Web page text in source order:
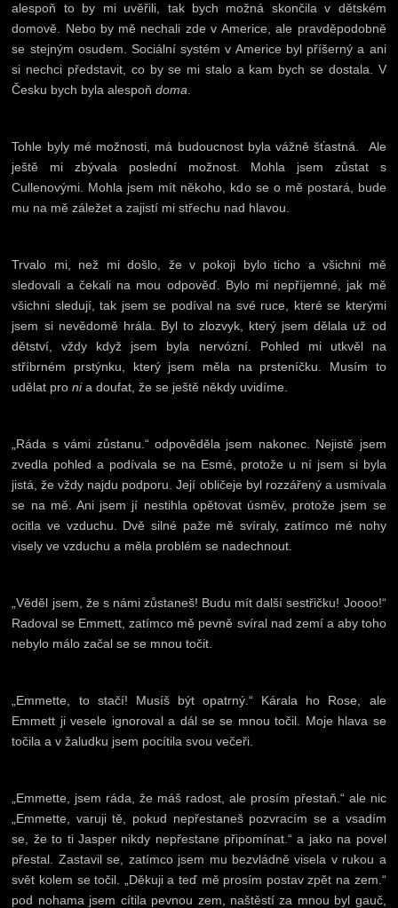
alespoň to by mi uvěřili, tak bych možná skončila v dětském
domově. Nebo by mě nechali zde v Americe, ale pravděpodobně
se stejným osudem. Sociální systém v Americe byl příšerný a ani
si nechci představit, co by se mi stalo a kam bych se dostala. V
Česku bych byla alespoňdoma
Tohle byly mé možnosti, má budoucnost byla vážně šťastná. Ale
ještě mi zbývala poslední možnost. Mohla jsem zůstat s
Cullenovými. Mohla jsem mít někoho, kdo se o mě postará, bude
mu na mě záležet a zajistí mi střechu nad hlavou.
Trvalo mi, než mi došlo, že v pokoji bylo ticho a všichni mě
sledovali a čekali na mou odpověď. Bylo mi nepříjemné, jak mě
všichni sledují, tak jsem se podíval na své ruce, které se kterými
jsem si nevědomě hrála. Byl to zlozvyk, který jsem dělala už od
dětství, vždy když jsem byla nervózní. Pohled mi utkvěl na
stříbrném prstýnku, který jsem měla na prsteníčku. Musím to
udělat pronia doufat, že se ještě někdy uvidíme.
„Ráda s vámi zůstanu.“ odpověděla jsem nakonec. Nejistě jsem
zvedla pohled a podívala se na Esmé, protože u ní jsem si byla
jistá, že vždy najdu podporu. Její obličeje byl rozzářený a usmívala
se na mě. Ani jsem jí nestihla opětovat úsměv, protože jsem se
ocitla ve vzduchu. Dvě silné paže mě svíraly, zatímco mé nohy
visely ve vzduchu a měla problém se nadechnout.
„Věděl jsem, že s námi zůstaneš! Budu mít další sestřičku! Joooo!“
Radoval se Emmett, zatímco mě pevně svíral nad zemí a aby toho
nebylo málo začal se se mnou točit.
„Emmette, to stačí! Musíš být opatrný.“ Kárala ho Rose, ale
Emmett ji vesele ignoroval a dál se se mnou točil. Moje hlava se
točila a v žaludku jsem pocítila svou večeři.
„Emmette, jsem ráda, že máš radost, ale prosím přestaň.“ ale nic
„Emmette, varuji tě, pokud nepřestaneš pozvracím se a vsadím
se, že to ti Jasper nikdy nepřestane připomínat.“ a jako na povel
přestal. Zastavil se, zatímco jsem mu bezvládně visela v rukou a
svět kolem se točil. „Děkuji a teď mě prosím postav zpět na zem.“
pod nohama jsem cítila pevnou zem, naštěstí za mnou byl gauč,